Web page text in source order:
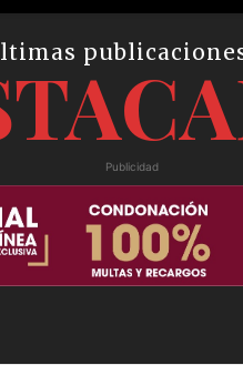
Publicidad